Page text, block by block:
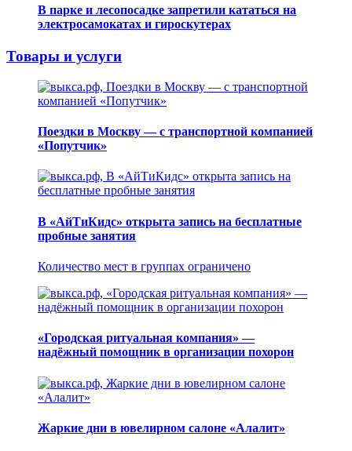
В парке и лесопосадке запретили кататься на
электросамокатах и гироскутерах
Товары и услуги
Поездки в Москву — с транспортной компанией
«Попутчик»
В «АйТиКидс» открыта запись на бесплатные
пробные занятия
Количество мест в группах ограничено
«Городская ритуальная компания» —
надёжный помощник в организации похорон
Жаркие дни в ювелирном салоне «Алалит»